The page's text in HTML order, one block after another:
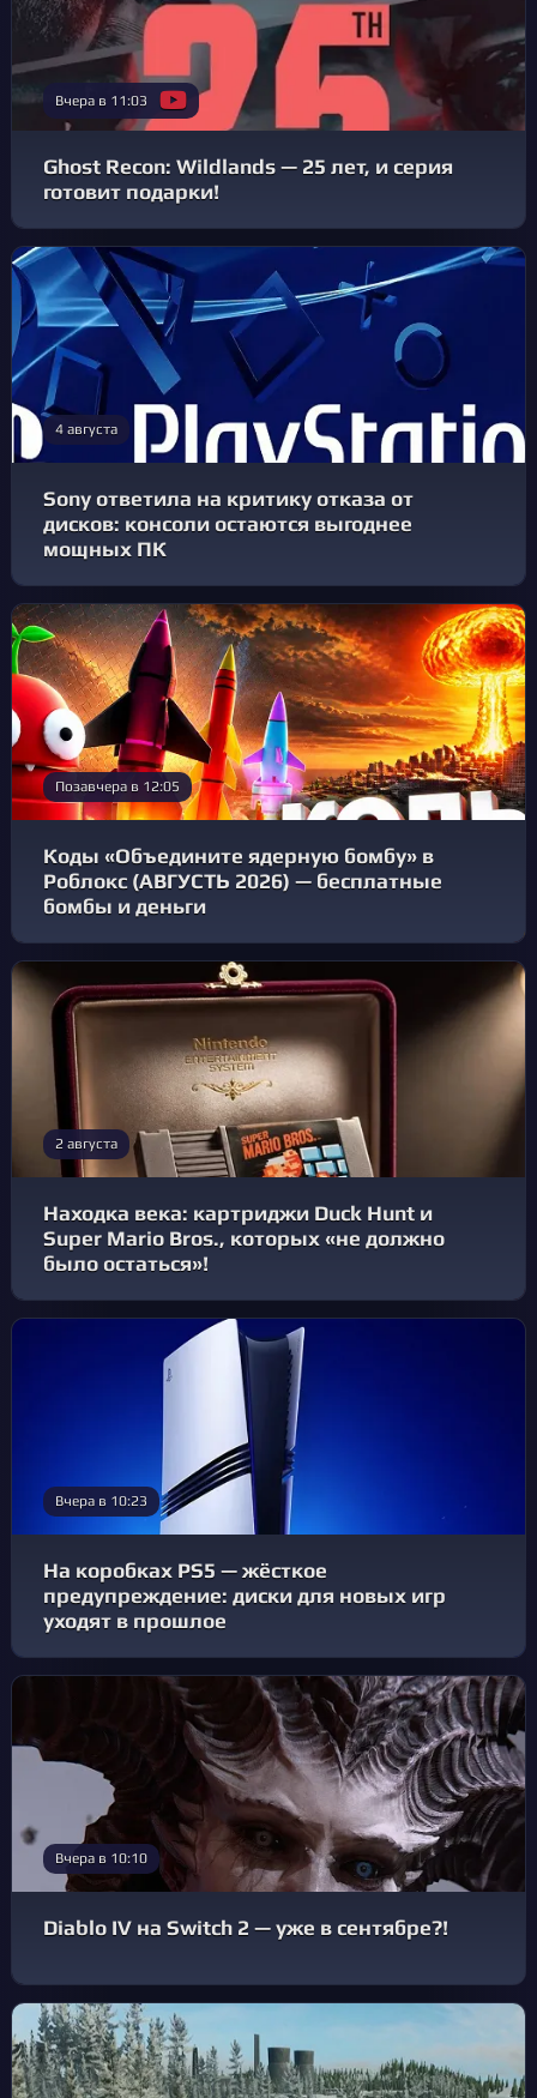
Вчера в 11:03
Ghost Recon: Wildlands — 25 лет, и серия
готовит подарки!
4 августа
Sony ответила на критику отказа от
дисков: консоли остаются выгоднее
мощных ПК
Позавчера в 12:05
Коды «Объедините ядерную бомбу» в
Роблокс (АВГУСТЬ 2026) — бесплатные
бомбы и деньги
2 августа
Находка века: картриджи Duck Hunt и
Super Mario Bros., которых «не должно
было остаться»!
Вчера в 10:23
На коробках PS5 — жёсткое
предупреждение: диски для новых игр
уходят в прошлое
Вчера в 10:10
Diablo IV на Switch 2 — уже в сентябре?!